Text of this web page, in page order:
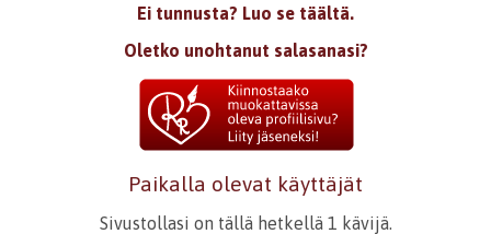
Ei tunnusta? Luo se täältä.
Oletko unohtanut salasanasi?
Paikalla olevat käyttäjät
Sivustollasi on tällä hetkellä 1 kävijä.